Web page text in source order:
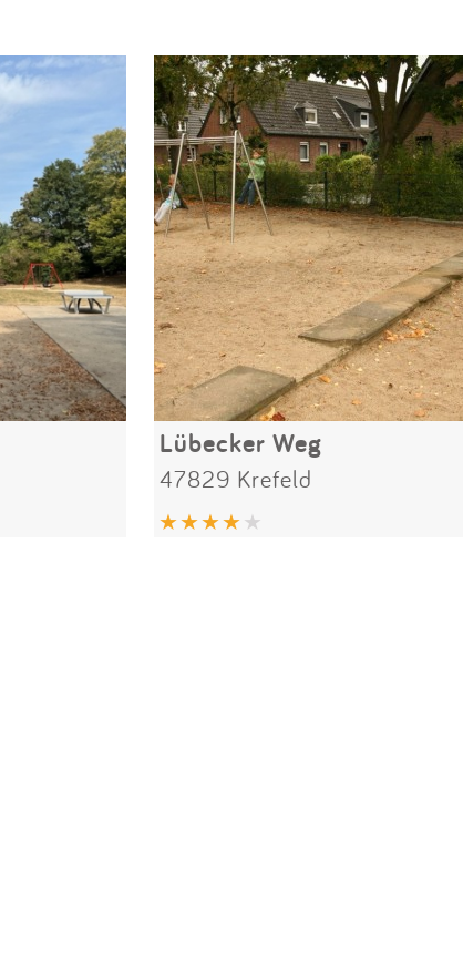
Lübecker Weg
47829 Krefeld